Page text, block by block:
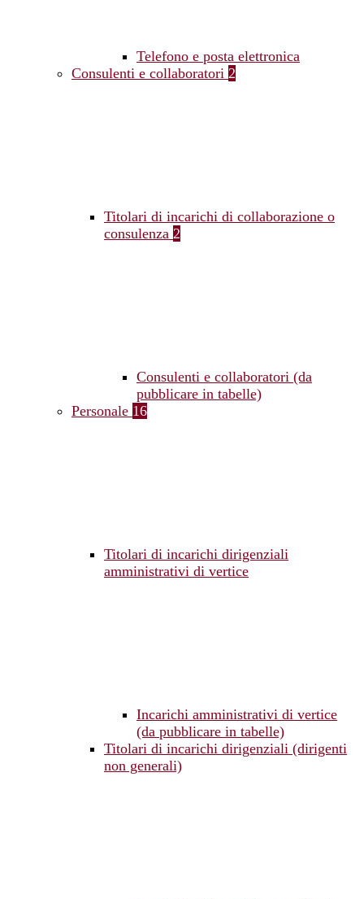
Telefono e posta elettronica
Consulenti e collaboratori 2
Titolari di incarichi di collaborazione o
consulenza 2
Consulenti e collaboratori (da
pubblicare in tabelle)
Personale 16
Titolari di incarichi dirigenziali
amministrativi di vertice
Incarichi amministrativi di vertice
(da pubblicare in tabelle)
Titolari di incarichi dirigenziali (dirigenti
non generali)